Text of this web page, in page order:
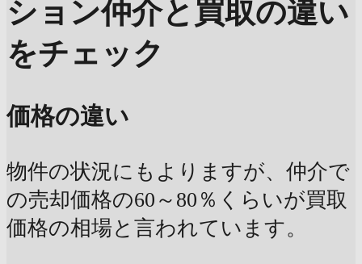
ション仲介と買取の違い
をチェック
価格の違い
物件の状況にもよりますが、仲介で
の売却価格の60～80％くらいが買取
価格の相場と言われています。